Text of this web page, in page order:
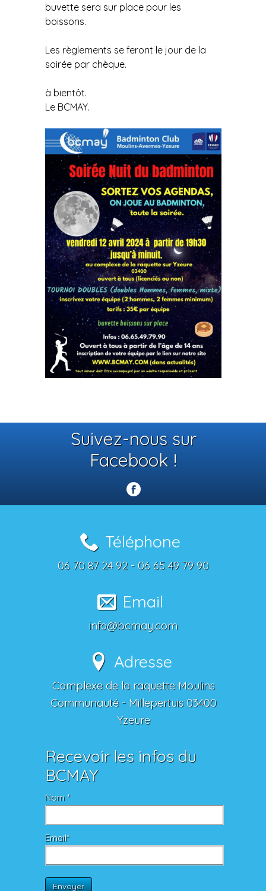
buvette sera sur place pour les
boissons.
Les règlements se feront le jour de la
soirée par chèque.
à bientôt.
Le BCMAY.
Suivez-nous sur
Facebook !
Téléphone
06 70 87 24 92 - 06 65 49 79 90
Email
info@bcmay.com
Adresse
Complexe de la raquette Moulins
Communauté - Millepertuis 03400
Yzeure
Recevoir les infos du
BCMAY
Nom *
Email*
Envoyer